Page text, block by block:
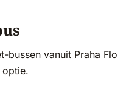
bussen vanuit Praha
optie.